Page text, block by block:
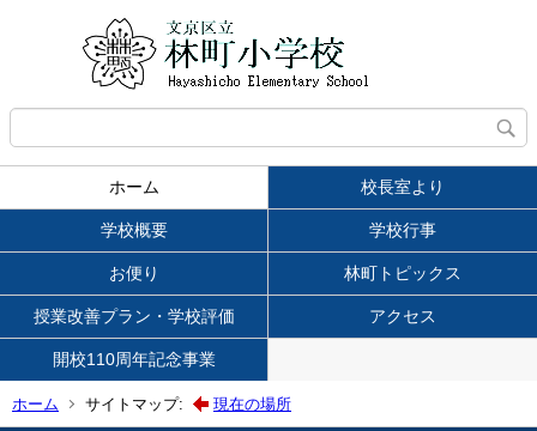
ホーム 校長室より
学校概要 学校行事
お便り 林町トピックス
授業改善プラン・学校評価 アクセス
開校110周年記念事業
ホーム サイトマップ: 現在の場所